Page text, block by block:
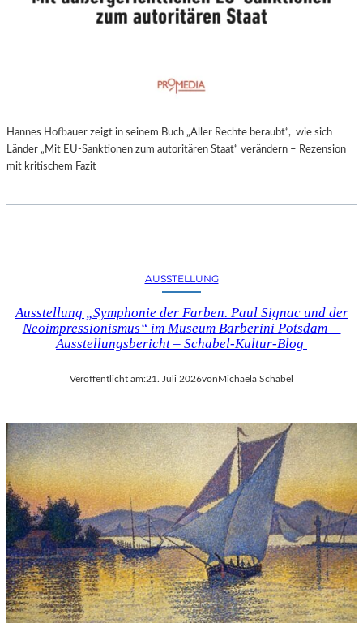
Hannes Hofbauer zeigt in seinem Buch „Aller Rechte beraubt“, wie sich
Länder „Mit EU-Sanktionen zum autoritären Staat“ verändern – Rezension
mit kritischem Fazit
AUSSTELLUNG
Ausstellung „Symphonie der Farben. Paul Signac und der
Neoimpressionismus“ im Museum Barberini Potsdam –
Ausstellungsbericht – Schabel-Kultur-Blog
Veröffentlicht am:21. Juli 2026vonMichaela Schabel